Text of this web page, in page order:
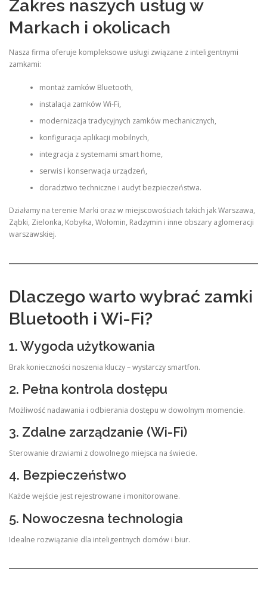
Zakres naszych usług w
Markach i okolicach
Nasza firma oferuje kompleksowe usługi związane z inteligentnymi
zamkami:
montaż zamków Bluetooth,
instalacja zamków Wi-Fi,
modernizacja tradycyjnych zamków mechanicznych,
konfiguracja aplikacji mobilnych,
integracja z systemami smart home,
serwis i konserwacja urządzeń,
doradztwo techniczne i audyt bezpieczeństwa.
Działamy na terenie Marki oraz w miejscowościach takich jak Warszawa,
Ząbki, Zielonka, Kobyłka, Wołomin, Radzymin i inne obszary aglomeracji
warszawskiej.
Dlaczego warto wybrać zamki
Bluetooth i Wi-Fi?
1. Wygoda użytkowania
Brak konieczności noszenia kluczy – wystarczy smartfon.
2. Pełna kontrola dostępu
Możliwość nadawania i odbierania dostępu w dowolnym momencie.
3. Zdalne zarządzanie (Wi-Fi)
Sterowanie drzwiami z dowolnego miejsca na świecie.
4. Bezpieczeństwo
Każde wejście jest rejestrowane i monitorowane.
5. Nowoczesna technologia
Idealne rozwiązanie dla inteligentnych domów i biur.